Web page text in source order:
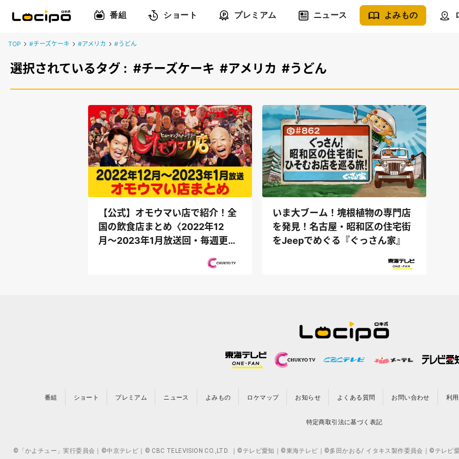
番組 ショート プレミアム ニュース よみもの
TOP #チーズケーキ #アメリカ #うどん
選択されているタグ : #チーズケーキ #アメリカ #うどん
【公式】オモウマい店で紹介！全
国の飲食店まとめ〈2022年12
月〜2023年1月放送回・毎週更
いま大ブーム！塊根植物の専門店
を発見！名古屋・昭和区の住宅街
をJeepでめぐる『ぐっさん家』
番組 ショート プレミアム ニュース よみもの ロケマップ お知らせ よくある質問 お問い合わせ 利
特定商取引法に基づく表記
©「かよチュー」実行委員会｜©中京テレビ｜© CBC TELEVISION CO.,LTD. ｜©テレビ愛知｜©東海テレビ｜©多田かおる/ イタキス製作委員会｜©テレビ